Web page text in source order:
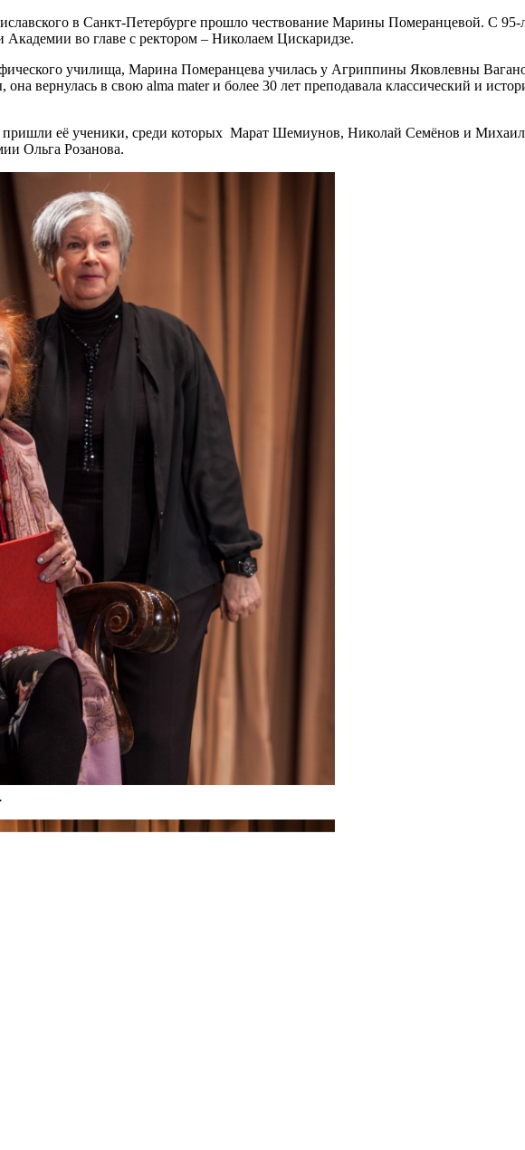
в Санкт-Петербурге прошло чествование Марины Померанцевой. С
во главе с ректором – Николаем Цискаридзе.
училища, Марина Померанцева училась у Агриппины Яковлевны
вернулась в свою alma mater и более 30 лет преподавала классический и
пришли её ученики, среди которых Марат Шемиунов, Николай Семёнов и
Ольга Розанова.